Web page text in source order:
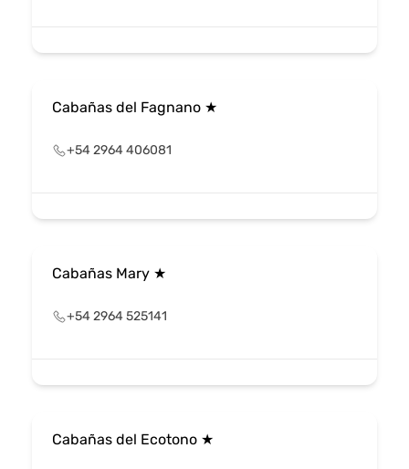
Cabañas del Fagnano ★
+54 2964 406081
Cabañas Mary ★
+54 2964 525141
Cabañas del Ecotono ★